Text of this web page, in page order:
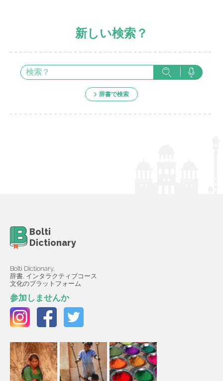
新しい検索？
辞書で検索
Bolti
Dictionary
Bolti Dictionary,
辞書, インタラクティブコース
文化のプラットフォーム
参加しませんか